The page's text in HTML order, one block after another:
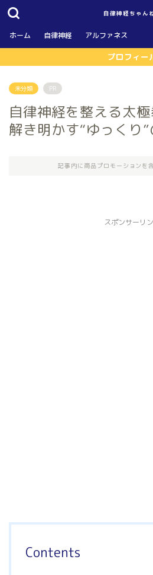
自律神経ちゃん
ホーム 自律神経 アルファネス
プロフィー
未分類 PR
自律神経を整える太
解き明かす“ゆっくり
記事内に商品プロモーションを
スポンサーリ
Contents